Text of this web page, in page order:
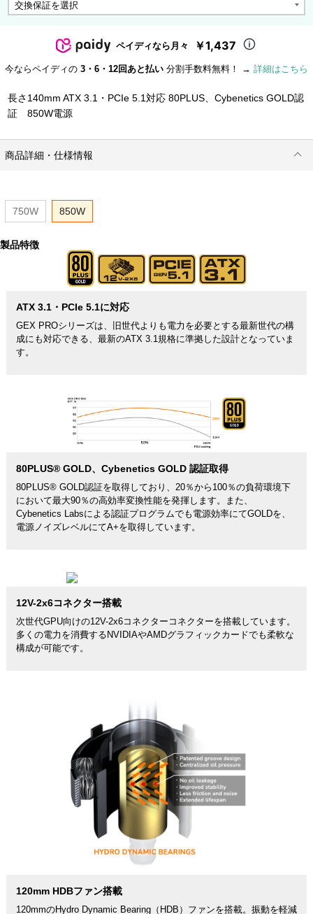
ペイディなら月々 ￥1,437
今ならペイディの 3・6・12回あと払い 分割手数料無料！ → 詳細はこちら
長さ140mm ATX 3.1・PCIe 5.1対応 80PLUS、Cybenetics GOLD認
証 850W電源
商品詳細・仕様情報
750W 850W
製品特徴
ATX 3.1・PCIe 5.1に対応
GEX PROシリーズは、旧世代よりも電力を必要とする最新世代の構
成にも対応できる、最新のATX 3.1規格に準拠した設計となっていま
す。
80PLUS® GOLD、Cybenetics GOLD 認証取得
80PLUS® GOLD認証を取得しており、20％から100％の負荷環境下
において最大90％の高効率変換性能を発揮します。また、
Cybenetics Labsによる認証プログラムでも電源効率にてGOLDを、
電源ノイズレベルにてA+を取得しています。
12V-2x6コネクター搭載
次世代GPU向けの12V-2x6コネクターコネクターを搭載しています。
多くの電力を消費するNVIDIAやAMDグラフィックカードでも柔軟な
構成が可能です。
120mm HDBファン搭載
120mmのHydro Dynamic Bearing（HDB）ファンを搭載。振動を軽減